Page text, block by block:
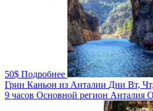
50$ Подробнее
Грин Каньон из Анталии Дни Вт,
9 часов Основной регион Анталия